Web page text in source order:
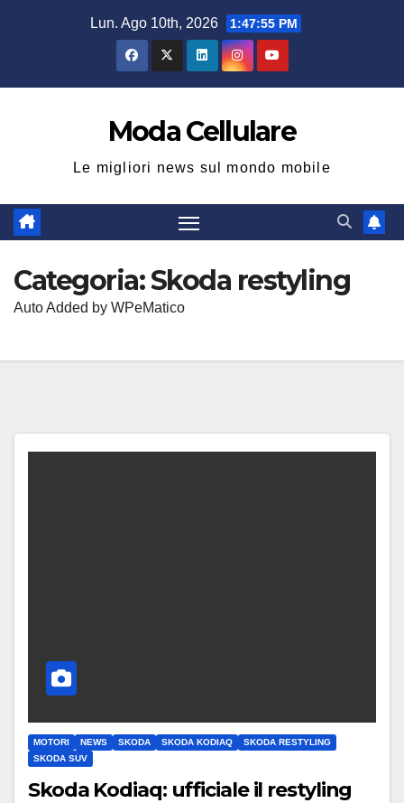
Lun. Ago 10th, 2026 1:47:56 PM
Moda Cellulare
Le migliori news sul mondo mobile
Categoria:Skoda restyling
Auto Added by WPeMatico
MOTORI NEWS SKODA SKODA KODIAQ
SKODA RESTYLING
SKODA SUV
Skoda Kodiaq: ufficiale il restyling